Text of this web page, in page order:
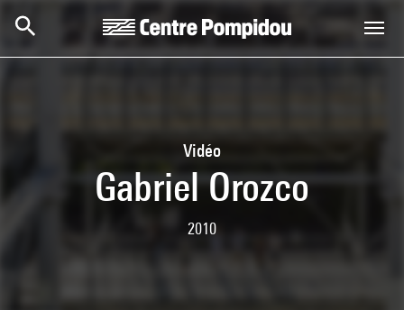
Vidéo
Gabriel Orozco
2010